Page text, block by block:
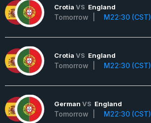
Crotia VS England
Tomorrow | M22:30 (CST)
Crotia VS England
Tomorrow | M22:30 (CST)
German VS England
Tomorrow | M22:30 (CST)